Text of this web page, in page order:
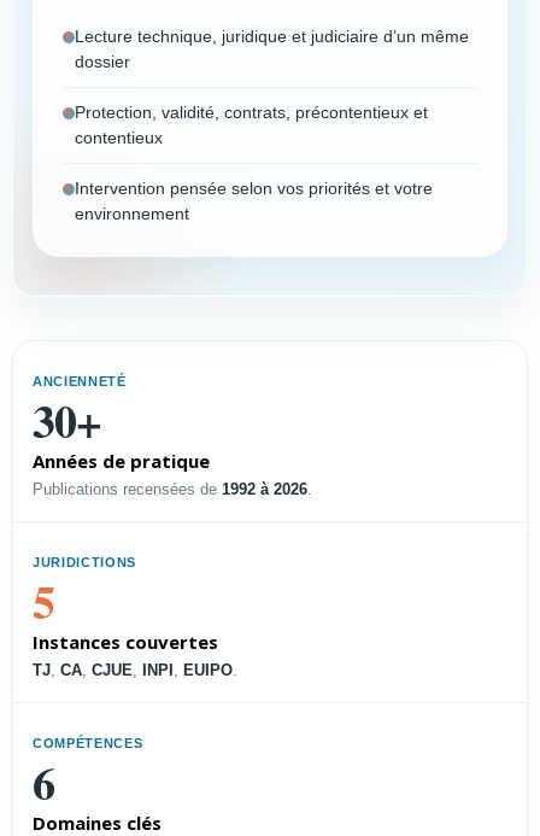
Lecture technique, juridique et judiciaire d’un même
dossier
Protection, validité, contrats, précontentieux et
contentieux
Intervention pensée selon vos priorités et votre
environnement
immédiat et accéder à la page dédiée.
PROFIL
Voir le profil →
PROFIL
ANCIENNETÉ
30+
Années de pratique
Publications recensées de 1992 à 2026.
JURIDICTIONS
5
Instances couvertes
TJ, CA, CJUE, INPI , EUIPO.
COMPÉTENCES
6
Domaines clés